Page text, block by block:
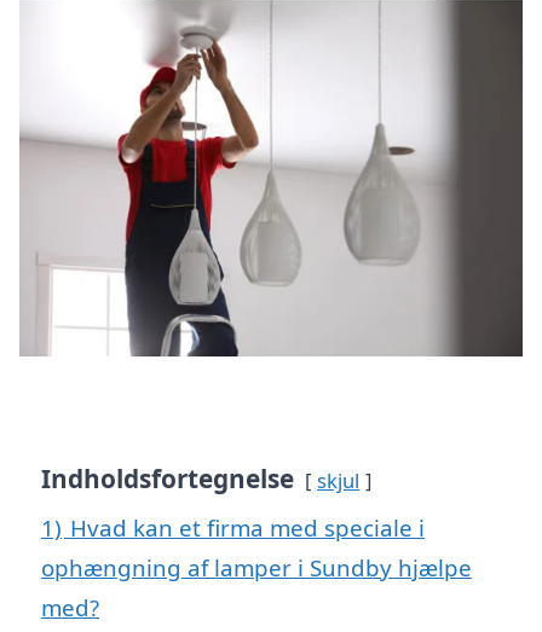
Indholdsfortegnelse skjul
1) Hvad kan et firma med speciale i
ophængning af lamper i Sundby hjælpe
med?